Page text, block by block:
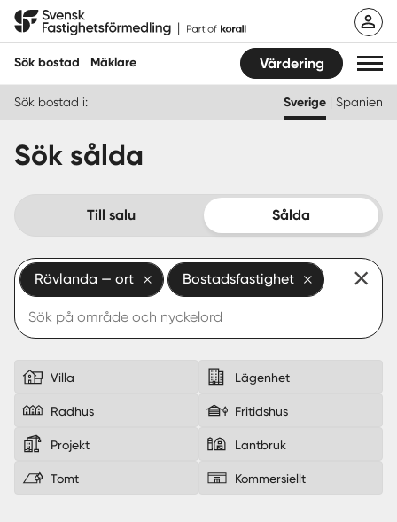
Hoppa
Svensk Fastighetsförmedling
Sök bostad Mäklare Värdering
Hitta mäklare
Köpa
Guider
Start
Logga in
Sverige|Spanien
Sök bostad i: Sverige | Spanien
Sök sålda
Till salu Sålda
Rävlanda — ort Bostadsfastighet
Villa Lägenhet
Radhus Fritidshus
Projekt Lantbruk
Tomt Kommersiellt